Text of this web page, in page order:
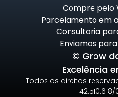
Compre pelo
Parcelamento em
Consultoria
Enviamos
© Grow
Excelência
Todos os direitos
42.510.618/